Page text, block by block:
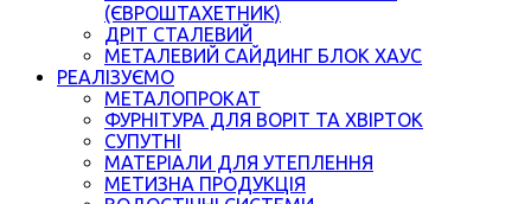
(ЄВРОШТАХЕТНИК)
ДРІТ СТАЛЕВИЙ
МЕТАЛЕВИЙ САЙДИНГ БЛОК ХАУС
РЕАЛІЗУЄМО
МЕТАЛОПРОКАТ
ФУРНІТУРА ДЛЯ ВОРІТ ТА ХВІРТОК
СУПУТНІ
МАТЕРІАЛИ ДЛЯ УТЕПЛЕННЯ
МЕТИЗНА ПРОДУКЦІЯ